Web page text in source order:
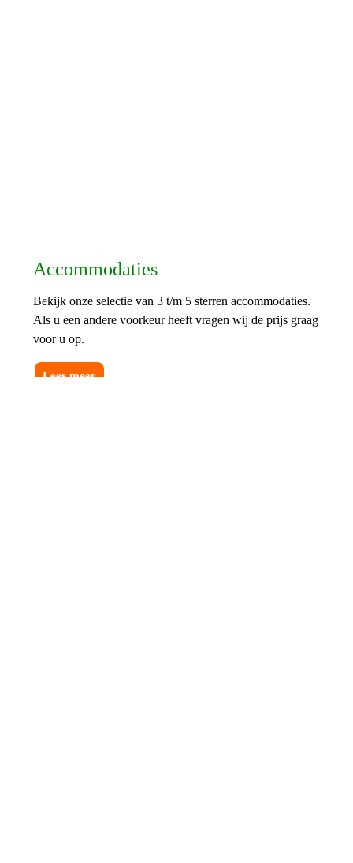
Accommodaties
Bekijk onze selectie van 3 t/m 5 sterren accommodaties.
Als u een andere voorkeur heeft vragen wij de prijs graag
voor u op.
Lees meer